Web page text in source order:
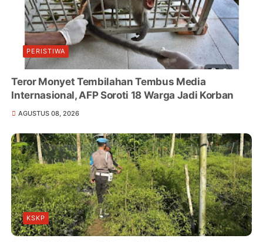
PERISTIWA
Teror Monyet Tembilahan Tembus Media
Internasional, AFP Soroti 18 Warga Jadi Korban
AGUSTUS 08, 2026
KSKP